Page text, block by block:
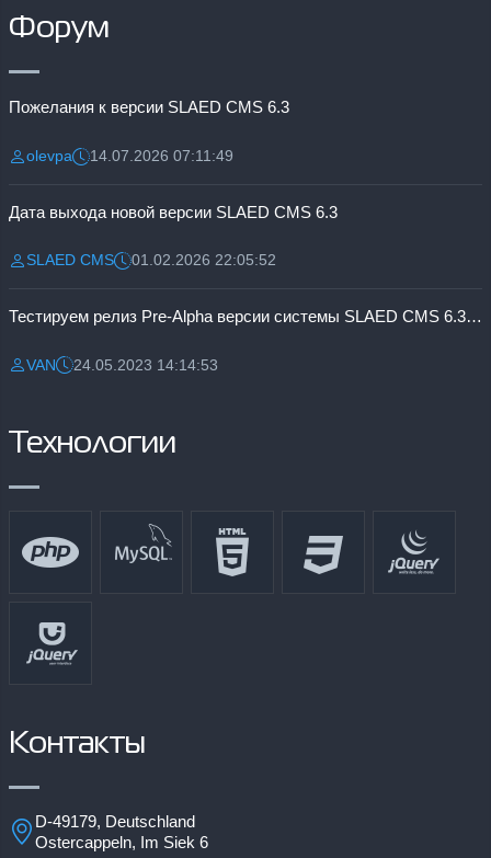
Форум
Пожелания к версии SLAED CMS 6.3
Разместил:
olevpaДата:14.07.2026 07:11:49
Дата выхода новой версии SLAED CMS 6.3
Разместил:
SLAED CMSДата:01.02.2026 22:05:52
Тестируем релиз Pre-Alpha версии системы SLAED CMS 6.3 Pro
Разместил:
VANДата:24.05.2023 14:14:53
Технологии
Контакты
D-49179, Deutschland
Ostercappeln, Im Siek 6